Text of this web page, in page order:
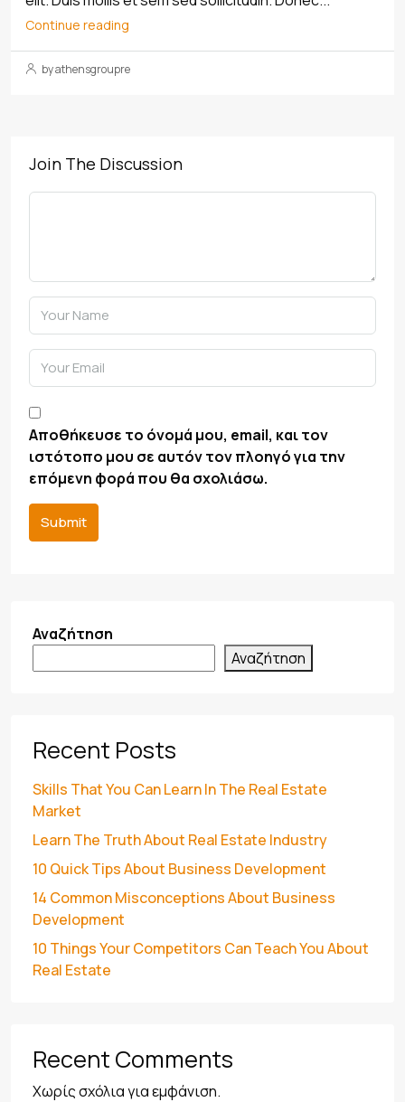
Continue reading
by athensgroupre
Join The Discussion
Αποθήκευσε το όνομά μου, email, και τον
ιστότοπο μου σε αυτόν τον πλοηγό για την
επόμενη φορά που θα σχολιάσω.
Submit
Αναζήτηση
Αναζήτηση
Recent Posts
Skills That You Can Learn In The Real Estate
Market
Learn The Truth About Real Estate Industry
10 Quick Tips About Business Development
14 Common Misconceptions About Business
Development
10 Things Your Competitors Can Teach You About
Real Estate
Recent Comments
Χωρίς σχόλια για εμφάνιση.